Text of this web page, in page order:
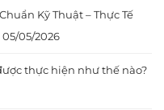
Kỹ Thuật – Thực Tế
05/2026
thực hiện như thế nào?